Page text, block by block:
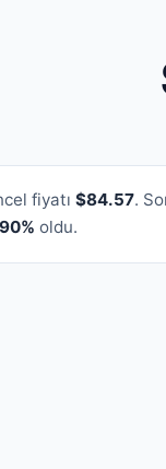
fiyatı $84.57.
oldu.